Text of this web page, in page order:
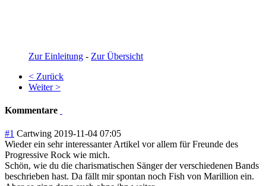
Zur Einleitung - Zur Übersicht
< Zurück
Weiter >
Kommentare
#1 Cartwing 2019-11-04 07:05
Wieder ein sehr interessanter Artikel vor allem für Freunde des
Progressive Rock wie mich.
Schön, wie du die charismatischen Sänger der verschiedenen Bands
beschrieben hast. Da fällt mir spontan noch Fish von Marillion ein.